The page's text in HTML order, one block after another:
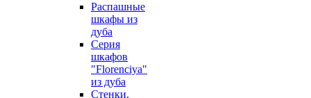
Распашные
шкафы из
дуба
Серия
шкафов
"Florenciya"
из дуба
Стенки,